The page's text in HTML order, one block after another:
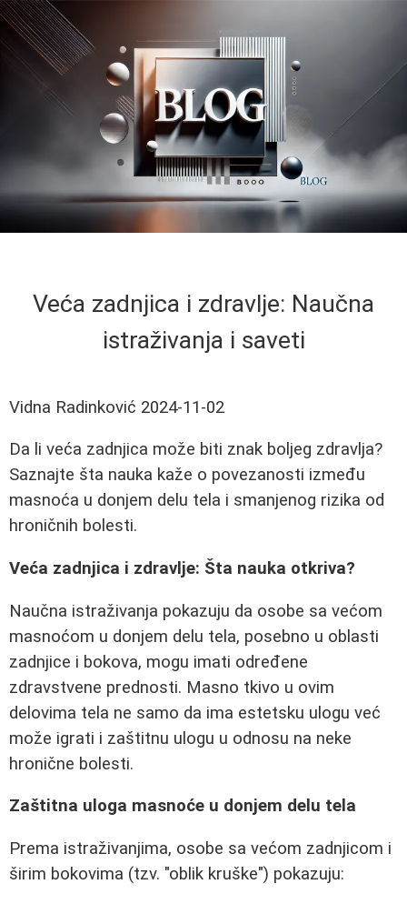
Veća zadnjica i zdravlje: Naučna
istraživanja i saveti
Vidna Radinković 2024-11-02
Da li veća zadnjica može biti znak boljeg zdravlja?
Saznajte šta nauka kaže o povezanosti između
masnoća u donjem delu tela i smanjenog rizika od
hroničnih bolesti.
Veća zadnjica i zdravlje: Šta nauka otkriva?
Naučna istraživanja pokazuju da osobe sa većom
masnoćom u donjem delu tela, posebno u oblasti
zadnjice i bokova, mogu imati određene
zdravstvene prednosti. Masno tkivo u ovim
delovima tela ne samo da ima estetsku ulogu već
može igrati i zaštitnu ulogu u odnosu na neke
hronične bolesti.
Zaštitna uloga masnoće u donjem delu tela
Prema istraživanjima, osobe sa većom zadnjicom i
širim bokovima (tzv. "oblik kruške") pokazuju: